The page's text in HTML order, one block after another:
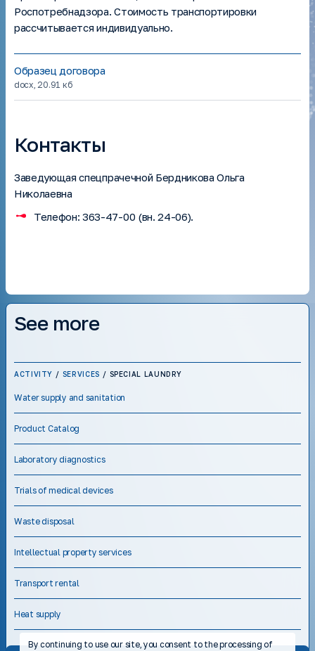
Роспотребнадзора. Стоимость транспортировки
рассчитывается индивидуально.
Образец договора
docx, 20.91 кб
Контакты
Заведующая спецпрачечной Бердникова Ольга
Николаевна
Телефон: 363-47-00 (вн. 24-06).
See more
ACTIVITY / SERVICES / SPECIAL LAUNDRY
Water supply and sanitation
Product Catalog
Laboratory diagnostics
Trials of medical devices
Waste disposal
Intellectual property services
Transport rental
Heat supply
By continuing to use our site, you consent to the processing of